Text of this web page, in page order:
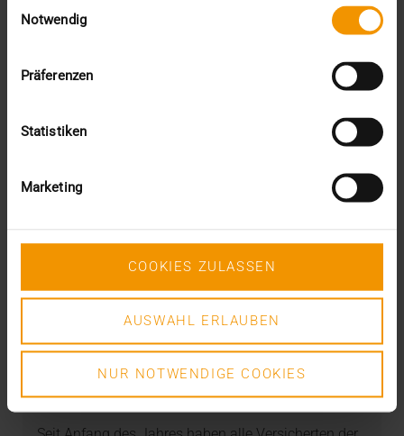
Notwendig
Präferenzen
Statistiken
Marketing
COOKIES ZULASSEN
AUSWAHL ERLAUBEN
NUR NOTWENDIGE COOKIES
STANDARD ECHO
Update ePA 2.0: Berechtigungskonzept
sorgt für Unmut
01.06.2021